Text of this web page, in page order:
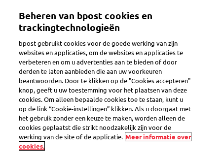
inhoudToegankelijkheidsverklaring
bpost verbindt zich ertoe om de digitale
toegankelijkheid van zijn website en mobiele
applicaties te garanderen. Dit in overeenstemming
met deEU-richtlijn inzake webtoegankelijkheid
toepassingen van instellingen die betaald worden
door de Belgische overheid.
Beheren van bpost cookies en
trackingtechnologieën
bpost gebruikt cookies voor de goede werking van zijn
websites en applicaties, om de websites en applicaties te
verbeteren en om u advertenties aan te bieden of door
derden te laten aanbieden die aan uw voorkeuren
beantwoorden. Door te klikken op de "Cookies accepteren"
knop, geeft u uw toestemming voor het plaatsen van deze
cookies. Om alleen bepaalde cookies toe te staan, kunt u
op de link “Cookie-instellingen” klikken. Als u doorgaat met
het gebruik zonder een keuze te maken, worden alleen de
cookies geplaatst die strikt noodzakelijk zijn voor de
werking van de site of de applicatie. Meer informatie over
cookies.